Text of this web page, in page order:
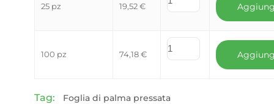
25 pz 19,52€
100 pz 74,18€
Tag: Foglia di palma pressata